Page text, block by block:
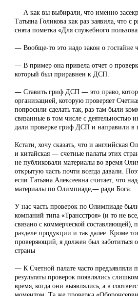
— А как вы выбирали, что именно
Татьяна Голикова как раз заявила, что с
снята пометка «Для служебного
— Вообще-то это надо закон о гостайне
— В пример она привела отчет о
который был приравнен к ДСП.
— Ставить гриф ДСП — это право,
организацией, которую проверяет
попросили сделать так, раз там были
связанные в том числе с
дали проверке гриф ДСП и направили в
Кстати, хочу сказать, что и английская
и китайская — счетные палаты этих
не публиковали материалы во время
открытую часть почти всегда давали.
если Татьяна Алексеевна считает, что
материалы по Олимпиаде,— ради Бога.
У нас часть проверок по Олимпиаде
компаний типа «Трансстроя» (и то не
связано с коммерческой составляющей),
разделе продукции и так далее. Кроме
проверяющий, я должен был заботиться
страны
— К Счетной палате часто предъявляли
результаты проверок появлялись
время, когда они выявлялись, а в